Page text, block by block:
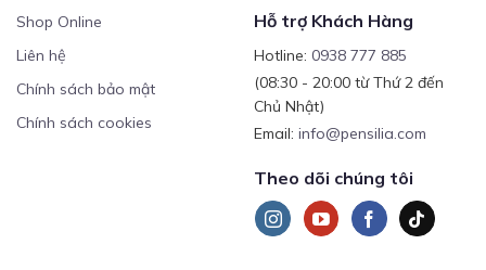
Shop Online
Liên hệ
Chính sách bảo mật
Chính sách cookies
Hỗ trợ Khách Hàng
Hotline: 0938 777 885
(08:30 - 20:00 từ Thứ 2 đến
Chủ Nhật)
Email: info@pensilia.com
Theo dõi chúng tôi